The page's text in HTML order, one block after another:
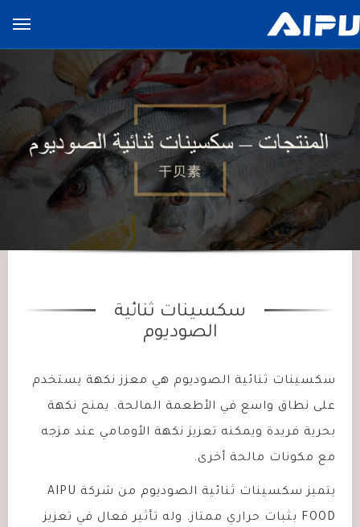
展
سكسينات ثنائية
الصوديوم
سكسينات ثنائية الصوديوم هي معزز نكهة يستخدم
على نطاق واسع في الأطعمة المالحة. يمنح نكهة
بحرية فريدة ويمكنه تعزيز نكهة الأومامي عند مزجه
مع مكونات مالحة أخرى.
يتميز سكسينات ثنائية الصوديوم من شركة AIPU
FOOD بثبات حراري ممتاز. وله تأثير فعال في تعزيز